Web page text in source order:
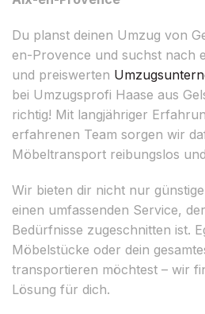
Du planst deinen Umzug von
en-Provence und suchst nach
und preiswerten
bei Umzugsprofi Haase aus
richtig! Mit langjähriger
erfahrenen Team sorgen wir
Möbeltransport reibungslos
Wir bieten dir nicht nur
einen umfassenden Service,
Bedürfnisse zugeschnitten ist.
Möbelstücke oder dein
transportieren möchtest – wir
Lösung für dich.